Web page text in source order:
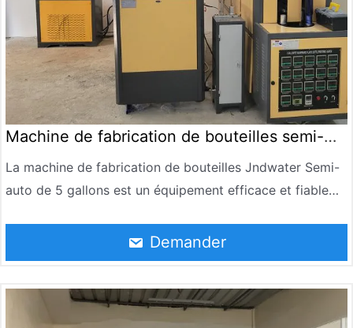
Machine de fabrication de bouteilles semi-
automatique de 5 gallons
La machine de fabrication de bouteilles Jndwater Semi-
auto de 5 gallons est un équipement efficace et fiable
gallons. Il peut atteindre 90-120 BPH par heure. Il est
largement utilisé dans la fabrication d’eau potable, d’eau
Demander